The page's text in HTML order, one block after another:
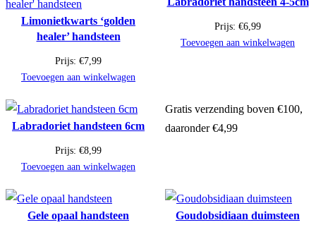
Limonietkwarts ‘golden
healer’ handsteen
Prijs: €7,99
Toevoegen aan winkelwagen
Prijs: €6,99
Toevoegen aan winkelwagen
Labradoriet handsteen 6cm
Prijs: €8,99
Toevoegen aan winkelwagen
Gratis verzending boven €100,
daaronder €4,99
Gele opaal handsteen Goudobsidiaan duimsteen